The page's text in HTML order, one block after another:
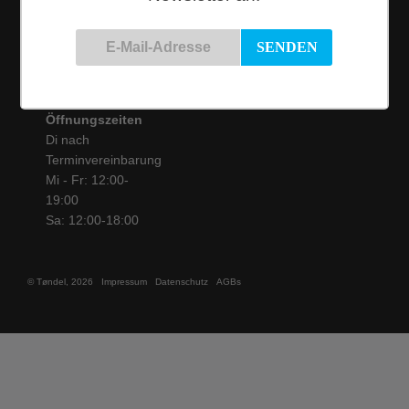
Tel.: 0221 / 16 99 61
info@toendel.de
Öffnungszeiten
Di nach
Terminvereinbarung
Mi - Fr: 12:00-
19:00
Sa: 12:00-18:00
© Tøndel, 2026 Impressum Datenschutz AGBs